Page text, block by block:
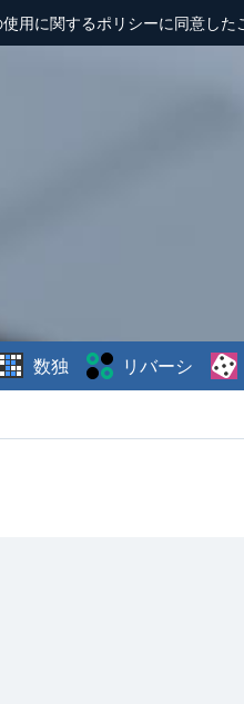
用に関するポリシーに同意した
数独 リバーシ